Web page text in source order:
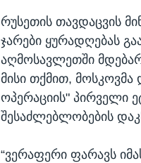
რუსეთის თავდაცვის
ჯარები ყურადღებას
აღმოსავლეთში
მისი თქმით,
ოპერაციის" პირველი
შესაძლებლობების
“ვერაფერი ფარავს